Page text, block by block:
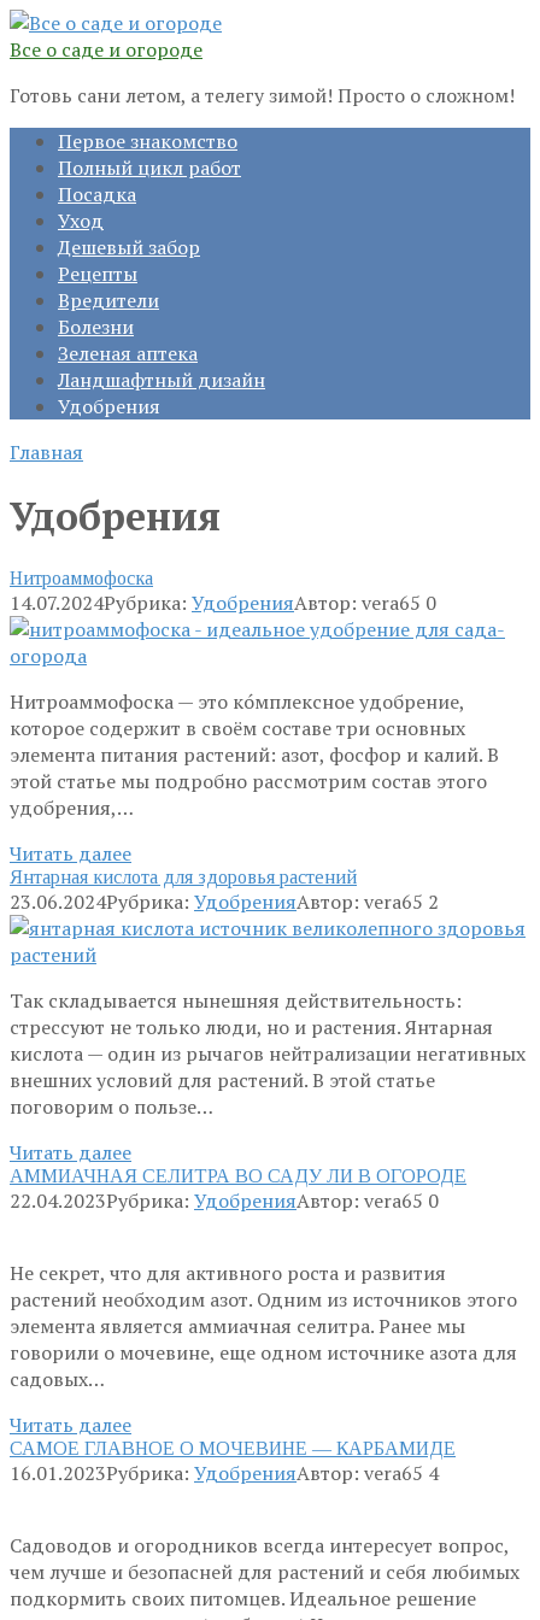
Перейти
к
Все о саде и огороде
Готовь сани летом, а телегу зимой! Просто о сложном!
Первое знакомство
Полный цикл работ
Посадка
Уход
Дешевый забор
Рецепты
Вредители
Болезни
Зеленая аптека
Ландшафтный дизайн
Удобрения
Главная
Удобрения
Нитроаммофоска
14.07.2024Рубрика: УдобренияАвтор: vera65 0
Нитроаммофоска — это ко́мплексное удобрение,
которое содержит в своём составе три основных
элемента питания растений: азот, фосфор и калий. В
этой статье мы подробно рассмотрим состав этого
удобрения,…
Читать далее
Янтарная кислота для здоровья растений
23.06.2024Рубрика: УдобренияАвтор: vera65 2
Так складывается нынешняя действительность:
стрессуют не только люди, но и растения. Янтарная
кислота — один из рычагов нейтрализации негативных
внешних условий для растений. В этой статье
поговорим о пользе…
Читать далее
АММИАЧНАЯ СЕЛИТРА ВО САДУ ЛИ В ОГОРОДЕ
22.04.2023Рубрика: УдобренияАвтор: vera65 0
Не секрет, что для активного роста и развития
растений необходим азот. Одним из источников этого
элемента является аммиачная селитра. Ранее мы
говорили о мочевине, еще одном источнике азота для
садовых…
Читать далее
САМОЕ ГЛАВНОЕ О МОЧЕВИНЕ — КАРБАМИДЕ
16.01.2023Рубрика: УдобренияАвтор: vera65 4
Садоводов и огородников всегда интересует вопрос,
чем лучше и безопасней для растений и себя любимых
подкормить своих питомцев. Идеальное решение